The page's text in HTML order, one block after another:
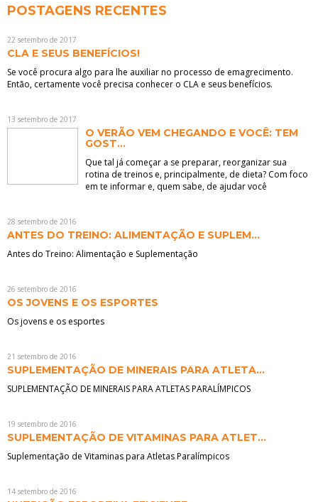
POSTAGENS RECENTES
22 setembro de 2017
CLA E SEUS BENEFÍCIOS!
​Se você procura algo para lhe auxiliar no processo de emagrecimento.
Então, certamente você precisa conhecer o CLA e seus benefícios.
13 setembro de 2017
O VERÃO VEM CHEGANDO E VOCÊ: TEM
GOST...
Que tal já começar a se preparar, reorganizar sua
rotina de treinos e, principalmente, de dieta? Com foco
em te informar e, quem sabe, de ajudar você
28 setembro de 2016
ANTES DO TREINO: ALIMENTAÇÃO E SUPLEM...
Antes do Treino: Alimentação e Suplementação
26 setembro de 2016
OS JOVENS E OS ESPORTES
Os jovens e os esportes
21 setembro de 2016
SUPLEMENTAÇÃO DE MINERAIS PARA ATLETA...
SUPLEMENTAÇÃO DE MINERAIS PARA ATLETAS PARALÍMPICOS
19 setembro de 2016
SUPLEMENTAÇÃO DE VITAMINAS PARA ATLET...
Suplementação de Vitaminas para Atletas Paralímpicos
14 setembro de 2016